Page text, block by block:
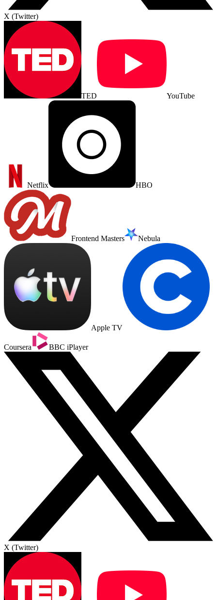
X (Twitter)
TED YouTube
Netflix HBO
Frontend Masters Nebula
Apple TV
Coursera BBC iPlayer
X (Twitter)